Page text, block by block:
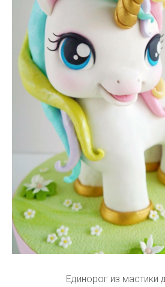
Единорог из мастики